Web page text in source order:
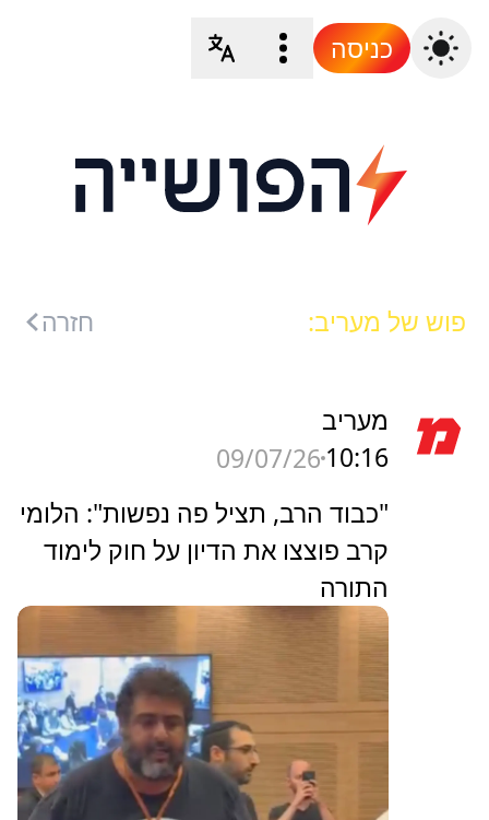
כניסה
פוש של מעריב: חזרה
מעריב
10:16
09/07/26
"כבוד הרב, תציל פה נפשות": הלומי
קרב פוצצו את הדיון על חוק לימוד
התורה